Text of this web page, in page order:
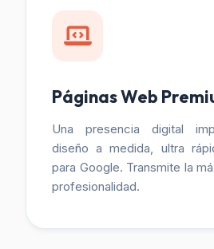
Páginas Web
Una presencia digital
diseño a medida, ultra
para Google. Transmite la
profesionalidad.